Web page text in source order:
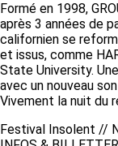
Formé en 1998,
après 3 années de
californien se
et issus, comme
State University.
avec un nouveau
Vivement la nuit du
Festival Insolent //